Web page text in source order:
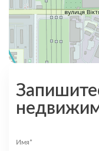
Имя*